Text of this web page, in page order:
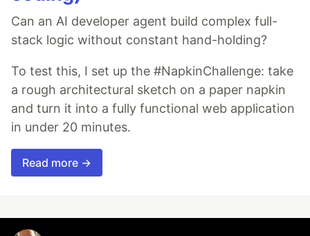
Can an AI developer agent build complex full-
stack logic without constant hand-holding?
To test this, I set up the #NapkinChallenge: take
a rough architectural sketch on a paper napkin
and turn it into a fully functional web application
in under 20 minutes.
Read more →